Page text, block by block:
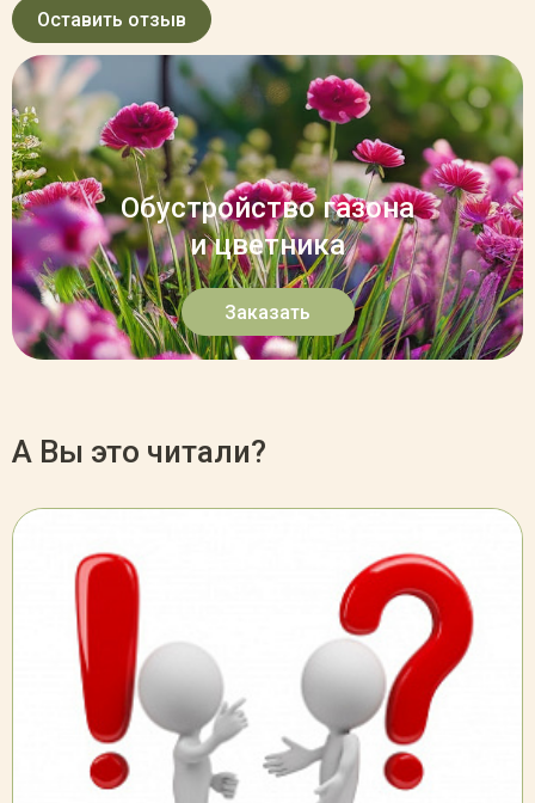
Оставить отзыв
Обустройство газона
и цветника
Заказать
А Вы это читали?